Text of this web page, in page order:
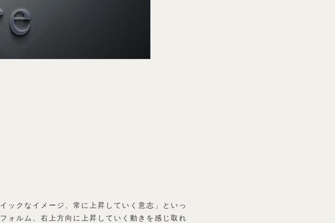
ックなイメージ、常に上昇していく意志」といっ
ォルム、右上方向に上昇していく動きを感じ取れ